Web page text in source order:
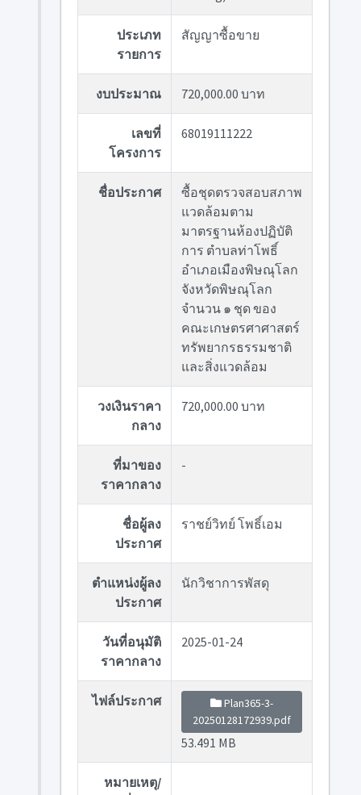
ประเภท
รายการ
สัญญาซื้อขาย
งบประมาณ 720,000.00 บาท
เลขที่
โครงการ
68019111222
ชื่อประกาศ
ซื้อชุดตรวจสอบสภาพ
แวดล้อมตาม
มาตรฐานห้องปฏิบัติ
การ ตำบลท่าโพธิ์
อำเภอเมืองพิษณุโลก
จังหวัดพิษณุโลก
จำนวน ๑ ชุด ของ
คณะเกษตรศาศาสตร์
ทรัพยากรธรรมชาติ
และสิ่งแวดล้อม
วงเงินราคา
กลาง
720,000.00 บาท
ที่มาของ
ราคากลาง
-
ชื่อผู้ลง
ประกาศ
ราชย์วิทย์ โพธิ์เอม
ตำแหน่งผู้ลง
ประกาศ
นักวิชาการพัสดุ
วันที่อนุมัติ
ราคากลาง
2025-01-24
ไฟล์ประกาศ
Plan365-3-
20250128172939.pdf
53.491 MB
หมายเหตุ/